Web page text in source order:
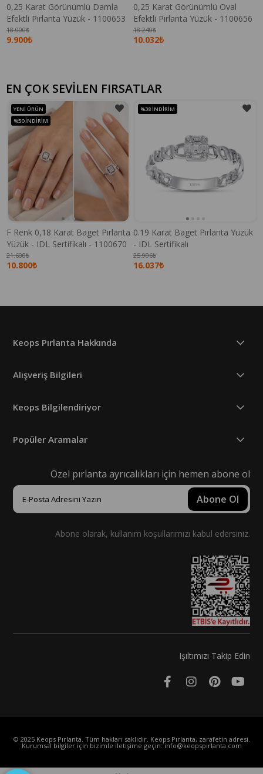
0,25 Karat Görünümlü Damla
Efektli Pırlanta Yüzük - 1100653
9.900₺
18.000₺
0,25 Karat Görünümlü Oval
Efektli Pırlanta Yüzük - 1100656
10.032₺
18.240₺
EN ÇOK SEVİLEN FIRSATLAR
F Renk 0,18 Karat Baget Pırlanta
Yüzük - IDL Sertifikalı - 1100670
10.800₺
21.600₺
YENI ÜRÜN
%50 İNDIRIM
0.19 Karat Baget Pırlanta Yüzük
- IDL Sertifikalı
16.037₺
25.906₺
%38 İNDIRIM
Keops Pırlanta Hakkında
Alışveriş Bilgileri
Keops Bilgilendiriyor
Popüler Aramalar
Özel pırlanta ayrıcalıkları için hemen abone ol
Abone Ol
Abone olarak, kullanım koşullarımızı kabul edersiniz.
Işıltımızı Takip Edin
© 2025 Keops Pırlanta. Tüm hakları saklıdır. Keops Pırlanta, zarafetin adresi.
Kurumsal bilgiler için bizimle iletişime geçin:info@keopspirlanta.com